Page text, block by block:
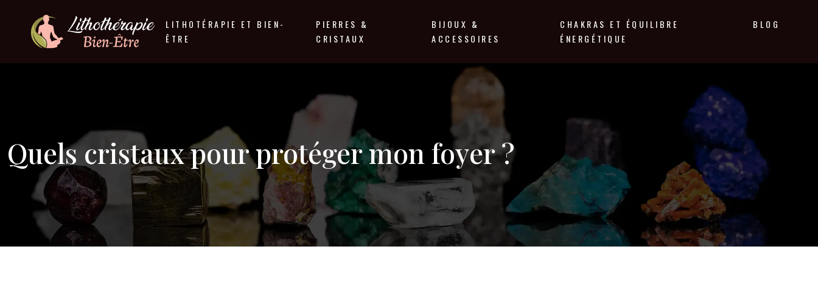
LITHOTÉRAPIE ET BIEN-
ÊTRE
PIERRES &
CRISTAUX
BIJOUX &
ACCESSOIRES
CHAKRAS ET ÉQUILIBRE
ÉNERGÉTIQUE
BLOG
Quels cristaux pour protéger mon foyer ?